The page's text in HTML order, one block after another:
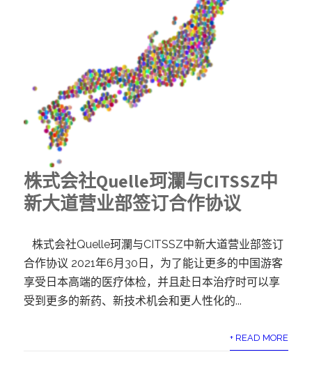
株式会社Quelle珂瀾与CITSSZ中
新大道营业部签订合作协议
株式会社Quelle珂瀾与CITSSZ中新大道营业部签订
合作协议 2021年6月30日，为了能让更多的中国游客
享受日本高端的医疗体检，并且赴日本治疗时可以享
受到更多的新药、新技术机会和更人性化的...
+ READ MORE